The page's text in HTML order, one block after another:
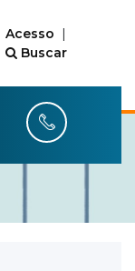
Acesso |
Buscar